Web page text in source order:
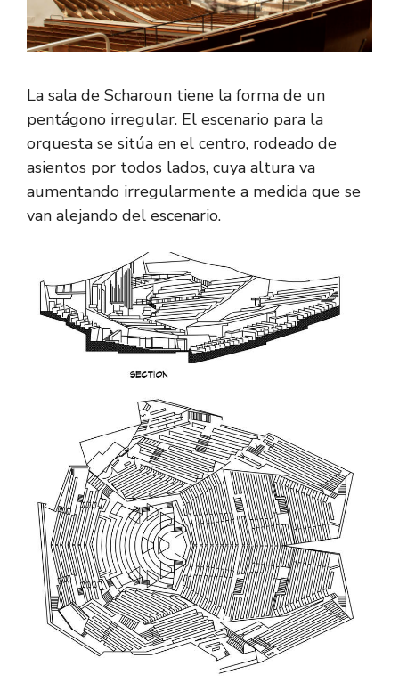
La sala de Scharoun tiene la forma de un
pentágono irregular. El escenario para la
orquesta se sitúa en el centro, rodeado de
asientos por todos lados, cuya altura va
aumentando irregularmente a medida que se
van alejando del escenario.